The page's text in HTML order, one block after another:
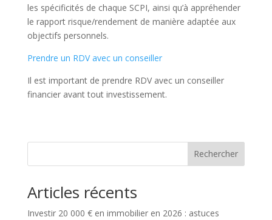
les spécificités de chaque SCPI, ainsi qu’à appréhender
le rapport risque/rendement de manière adaptée aux
objectifs personnels.
Prendre un RDV avec un conseiller
Il est important de prendre RDV avec un conseiller
financier avant tout investissement.
Rechercher
Articles récents
Investir 20 000 € en immobilier en 2026 : astuces